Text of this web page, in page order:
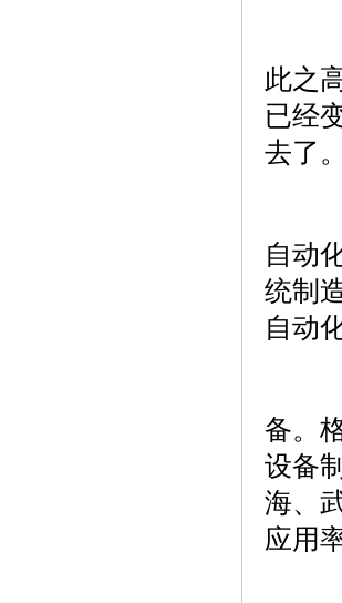
此之
已经
去了
自动
统制
自动
备。
设备
海、
应用